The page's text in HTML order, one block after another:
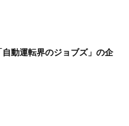
動運転界のジョブズ」の企